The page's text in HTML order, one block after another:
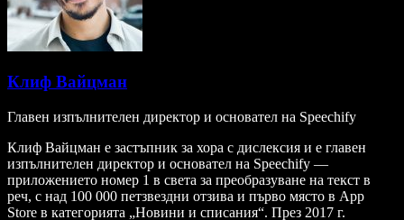
Клиф Вайцман
Главен изпълнителен директор и основател на Speechify
Клиф Вайцман е застъпник за хора с дислексия и е главен
изпълнителен директор и основател на Speechify —
приложението номер 1 в света за преобразуване на текст в
реч, с над 100 000 петзвездни отзива и първо място в App
Store в категорията „Новини и списания“. През 2017 г.